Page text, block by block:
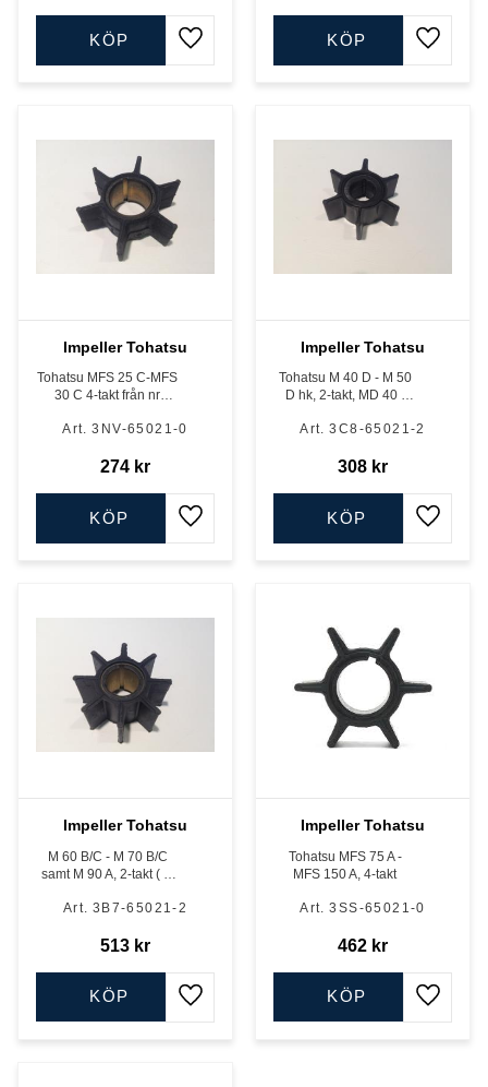
Lägg till i favoriter
KÖP
Lägg
KÖP
Impeller Tohatsu
Tohatsu MFS 25 C-MFS
30 C 4-takt från nr
25 D - MFS 30 D, 500
vxh
3NV-65021-0
274 kr
Lägg till i favoriter
KÖP
Impeller Tohatsu
Tohatsu M 40 D - M 50
D hk, 2-takt, MD 40 -
MFS 40 - MFS 60 hk, 4-
3C8-65021-2
308 kr
Lägg
KÖP
Impeller Tohatsu
M 60 B/C - M 70 B/C
samt M 90 A, 2-takt ( ej
3B7-65021-2
513 kr
Lägg till i favoriter
KÖP
Impeller Tohatsu
Tohatsu MFS 75 A -
MFS 150 A, 4-takt
3SS-65021-0
462 kr
Lägg
KÖP